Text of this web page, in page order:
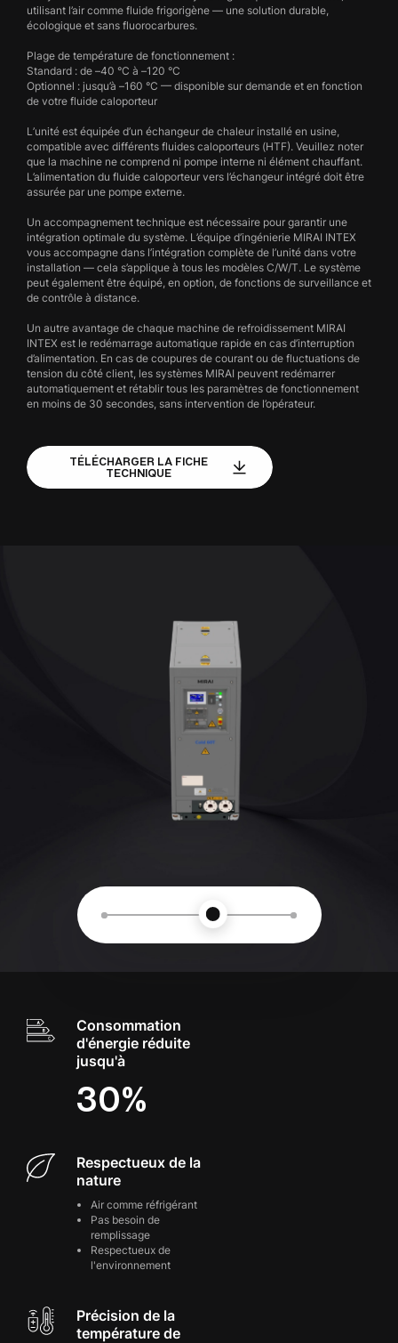
utilisant l’air comme fluide frigorigène — une solution durable,
écologique et sans fluorocarbures.
Plage de température de fonctionnement :
Standard : de –40 °C à –120 °C
Optionnel : jusqu’à –160 °C — disponible sur demande et en fonction
de votre fluide caloporteur
L’unité est équipée d’un échangeur de chaleur installé en usine,
compatible avec différents fluides caloporteurs (HTF). Veuillez noter
que la machine ne comprend ni pompe interne ni élément chauffant.
L’alimentation du fluide caloporteur vers l’échangeur intégré doit être
assurée par une pompe externe.
Un accompagnement technique est nécessaire pour garantir une
intégration optimale du système. L’équipe d’ingénierie MIRAI INTEX
vous accompagne dans l’intégration complète de l’unité dans votre
installation — cela s’applique à tous les modèles C/W/T. Le système
peut également être équipé, en option, de fonctions de surveillance et
de contrôle à distance.
Un autre avantage de chaque machine de refroidissement MIRAI
INTEX est le redémarrage automatique rapide en cas d’interruption
d’alimentation. En cas de coupures de courant ou de fluctuations de
tension du côté client, les systèmes MIRAI peuvent redémarrer
automatiquement et rétablir tous les paramètres de fonctionnement
en moins de 30 secondes, sans intervention de l’opérateur.
TÉLÉCHARGER LA FICHE
TECHNIQUE
Consommation
d'énergie réduite
jusqu'à
30%
Respectueux de la
nature
Air comme réfrigérant
Pas besoin de
remplissage
Respectueux de
l'environnement
Précision de la
température de